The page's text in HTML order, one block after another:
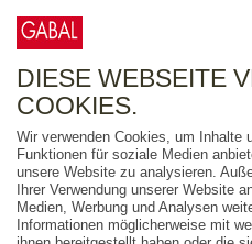
FREITEXT
AUSGABEART
DIESE WEBSEITE
COOKIES.
Wir verwenden Cookies, um Inhalte
Funktionen für soziale Medien
unsere Website zu analysieren.
Ihrer Verwendung unserer Website
Medien, Werbung und Analysen
Informationen möglicherweise mit